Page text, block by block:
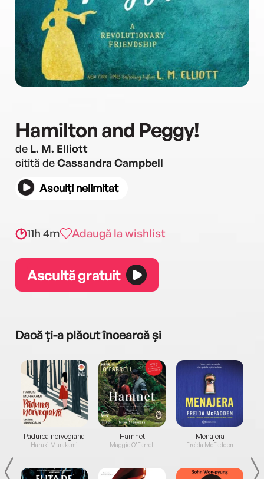
Hamilton and Peggy!
de L. M. Elliott
citită deCassandra Campbell
Asculți nelimitat
11h 4m Adaugă la wishlist
Ascultă gratuit
Dacă ți-a plăcut încearcă și
Pădurea norvegiană
Haruki Murakami
Hamnet
Maggie O'Farrell
Menajera
Freida McFadden